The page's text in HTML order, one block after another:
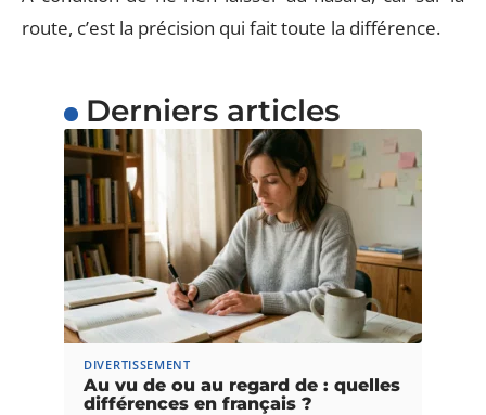
route, c’est la précision qui fait toute la différence.
Derniers articles
DIVERTISSEMENT
Au vu de ou au regard de : quelles
différences en français ?